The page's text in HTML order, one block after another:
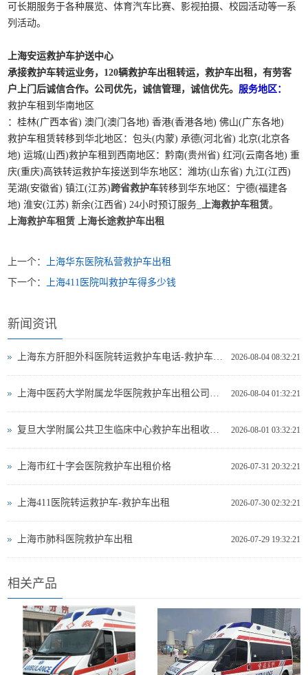
可长期服务于各种展览、体育汽车比赛、影视拍摄、校园活动等一系
列活动。
上海安运救护车护送中心
承接救护车转运业务，120辆救护车出租转运，救护车出租，有劳客
户上门后诚信合作。公司优先，诚信管理，诚信优先。 服务地区：
救护车租到华南地区
：桂林(广西本省) 澳门(澳门各地) 香港(香港各地) 佛山(广东各地)
救护车租赁转移到华北地区：包头(内蒙) 承德(河北省) 北京(北京各
地) 运城(山西)救护车租到西南地区：黔南(贵州省) 红河(云南各地) 重
庆(重庆)高铁转运救护车接送到华东地区：潍坊(山东省) 九江(江西)
芜湖(安徽省) 镇江(江苏)跨省救护车转移到华东地区：宁德(福建各
地) 淮安(江苏) 新余(江西省) 24小时预订服务_
上海救护车租赁。
上海救护车租赁
上海长途救护车出租
上一个：
上海华东医院私营救护车出租
下一个：
上海411医院叫救护车得多少钱
新闻资讯
2026-08-04 08:32:21
2026-08-04 01:32:21
2026-08-01 03:32:21
2026-07-31 20:32:21
上海市红十字会医院救护车出租价格
2026-07-30 02:32:21
上海411医院转运救护车-救护车出租
2026-07-29 19:32:21
上海市肺科医院救护车出租
相关产品